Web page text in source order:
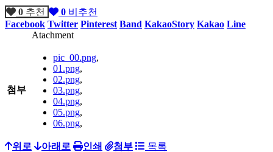
0 추천 0 비추천
Facebook Twitter Pinterest Band KakaoStory Kakao Line
Atachment
첨부
pic_00.png,
01.png,
02.png,
03.png,
04.png,
05.png,
06.png,
위로 아래로 인쇄 첨부
목록